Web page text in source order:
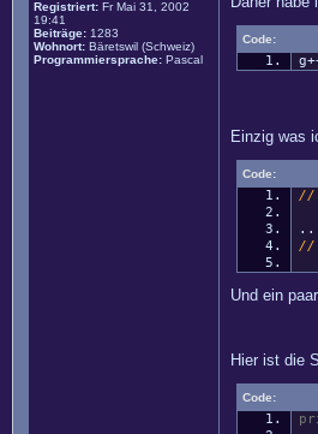
Registriert: Fr Mai 31, 2002
19:41
Beiträge: 1283
Wohnort: Bäretswil (Schweiz)
Programmiersprache: Pascal
Code:
Einzig was
Code:
//
..
//
Und ein
Hier ist die
Code: